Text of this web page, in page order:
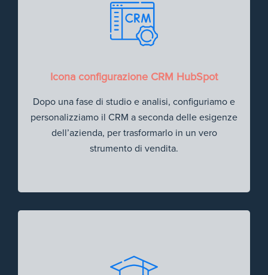
Icona configurazione CRM HubSpot
Dopo una fase di studio e analisi, configuriamo e
personalizziamo il CRM a seconda delle esigenze
dell’azienda, per trasformarlo in un vero
strumento di vendita.